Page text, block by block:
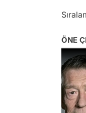
ÖNE